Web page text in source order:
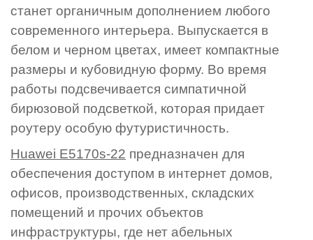
станет органичным дополнением любого
современного интерьера. Выпускается в
белом и черном цветах, имеет компактные
размеры и кубовидную форму. Во время
работы подсвечивается симпатичной
бирюзовой подсветкой, которая придает
роутеру особую футуристичность.
Huawei E5170s-22 предназначен для
обеспечения доступом в интернет домов,
офисов, производственных, складских
помещений и прочих объектов
инфраструктуры, где нет абельных